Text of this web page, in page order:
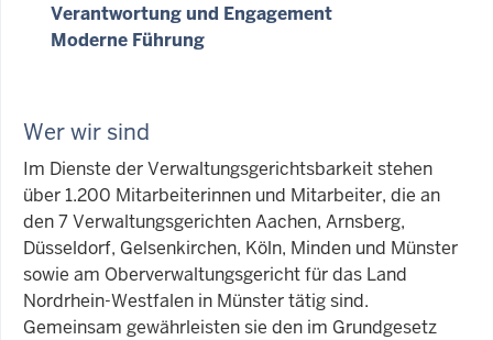
Verantwortung und Engagement
Moderne Führung
Wer wir sind
Im Dienste der Verwaltungsgerichtsbarkeit stehen
über 1.200 Mitarbeiterinnen und Mitarbeiter, die an
den 7 Verwaltungsgerichten Aachen, Arnsberg,
Düsseldorf, Gelsenkirchen, Köln, Minden und Münster
sowie am Oberverwaltungsgericht für das Land
Nordrhein-Westfalen in Münster tätig sind.
Gemeinsam gewährleisten sie den im Grundgesetz